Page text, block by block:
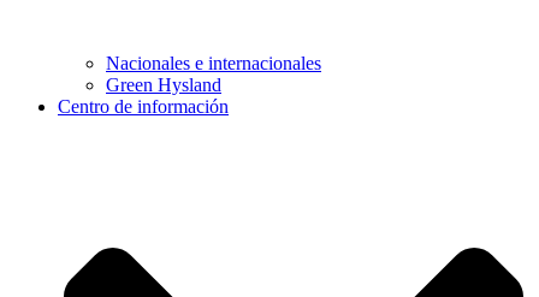
Nacionales e internacionales
Green Hysland
Centro de información